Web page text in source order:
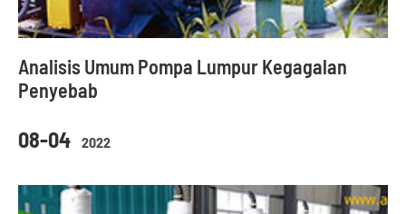
08-04 2022
Analisis Umum Pompa Lumpur Kegagalan
Penyebab